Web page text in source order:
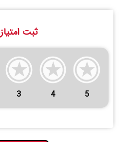
ثبت امتیاز
3 4 5